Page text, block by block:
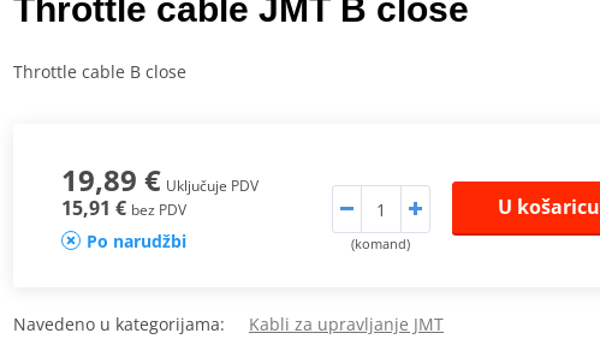
Throttle cable JMT B close
Throttle cable B close
19,89 € Uključuje PDV
15,91 € bez PDV
Po narudžbi (komand)
U košaricu
Navedeno u kategorijama: Kabli za upravljanje JMT